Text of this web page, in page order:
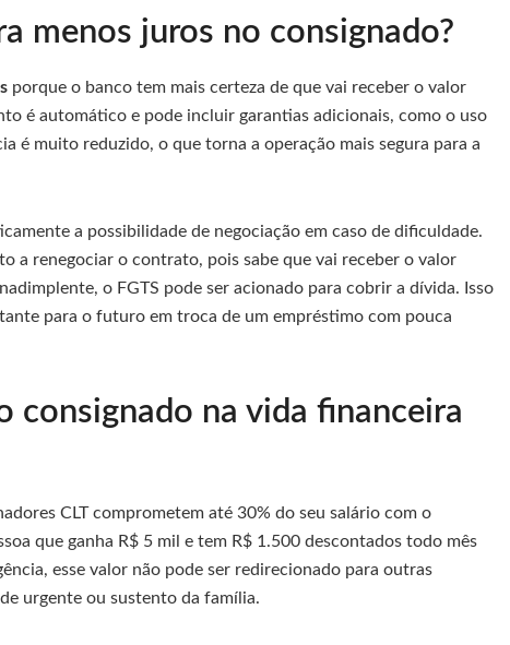
menos juros no consignado?
porque o banco tem mais certeza de que vai receber o valor
é automático e pode incluir garantias adicionais, como o uso
é muito reduzido, o que torna a operação mais segura para a
a possibilidade de negociação em caso de dificuldade.
a renegociar o contrato, pois sabe que vai receber o valor
o FGTS pode ser acionado para cobrir a dívida. Isso
para o futuro em troca de um empréstimo com pouca
consignado na vida financeira
CLT comprometem até 30% do seu salário com o
que ganha R$ 5 mil e tem R$ 1.500 descontados todo mês
esse valor não pode ser redirecionado para outras
urgente ou sustento da família.